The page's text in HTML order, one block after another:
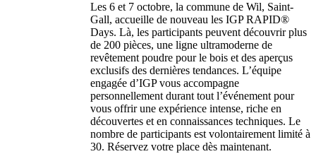
Les 6 et 7 octobre, la commune de Wil, Saint-
Gall, accueille de nouveau les IGP RAPID®
Days. Là, les participants peuvent découvrir plus
de 200 pièces, une ligne ultramoderne de
revêtement poudre pour le bois et des aperçus
exclusifs des dernières tendances. L’équipe
engagée d’IGP vous accompagne
personnellement durant tout l’événement pour
vous offrir une expérience intense, riche en
découvertes et en connaissances techniques. Le
nombre de participants est volontairement limité à
30. Réservez votre place dès maintenant.